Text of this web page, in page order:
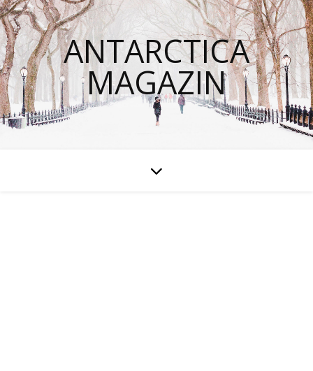
ANTARCTICA
MAGAZIN